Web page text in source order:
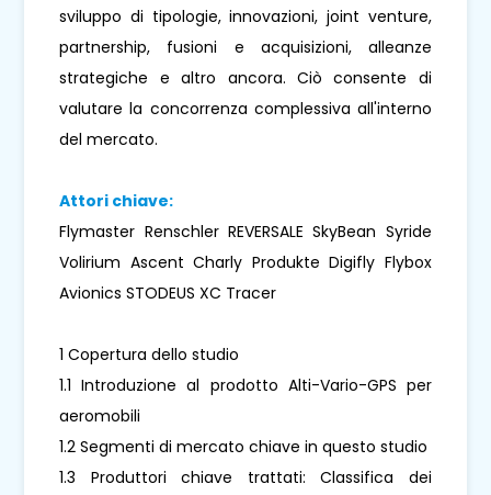
sviluppo di tipologie, innovazioni, joint venture,
partnership, fusioni e acquisizioni, alleanze
strategiche e altro ancora. Ciò consente di
valutare la concorrenza complessiva all'interno
del mercato.
Attori chiave:
Flymaster Renschler REVERSALE SkyBean Syride
Volirium Ascent Charly Produkte Digifly Flybox
Avionics STODEUS XC Tracer
1 Copertura dello studio
1.1 Introduzione al prodotto Alti-Vario-GPS per
aeromobili
1.2 Segmenti di mercato chiave in questo studio
1.3 Produttori chiave trattati: Classifica dei